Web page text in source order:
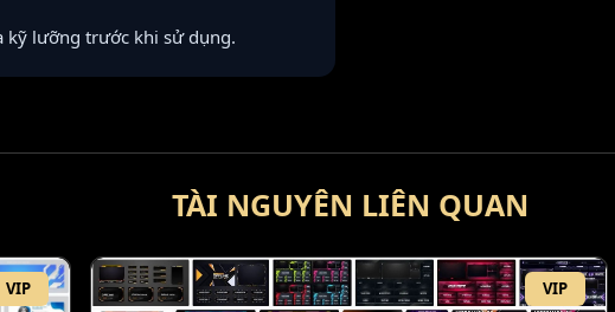
kỹ lưỡng trước khi sử dụng.
TÀI NGUYÊN LIÊN QUAN
VIP VIP